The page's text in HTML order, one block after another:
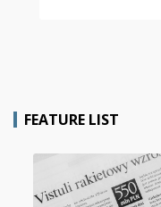
FEATURE LIST